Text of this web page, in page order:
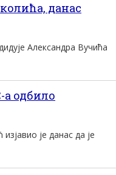
данас
Александра Вучића
одбило
је данас да је